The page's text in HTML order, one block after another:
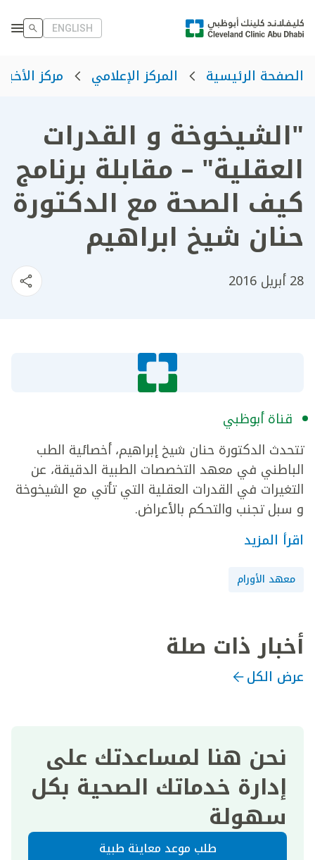
ENGLISH
الصفحة الرئيسية المركز الإعلامي مركز الأخبار
"الشيخوخة و القدرات
العقلية" – مقابلة برنامج
كيف الصحة مع الدكتورة
حنان شيخ ابراهيم
28 أبريل 2016
قناة أبوظبي
تتحدث الدكتورة حنان شيخ إبراهيم، أخصائية الطب
الباطني في معهد التخصصات الطبية الدقيقة، عن
التغيرات في القدرات العقلية التي تأتي مع الشيخوخة
و سبل تجنب والتحكم بالأعراض.
اقرأ المزيد
معهد الأورام
أخبار ذات صلة
عرض الكل
نحن هنا لمساعدتك على
إدارة خدماتك الصحية بكل
سهولة
طلب موعد معاينة طبية